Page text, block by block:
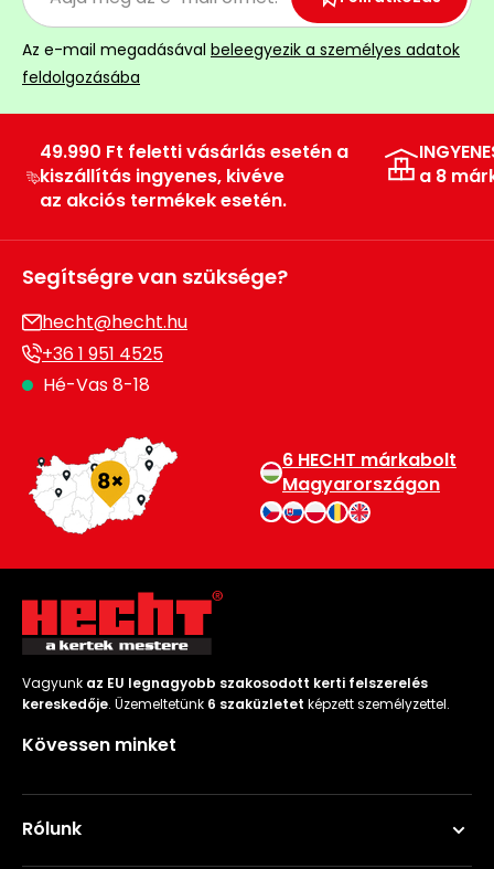
Az e-mail megadásával beleegyezik a személyes adatok
feldolgozásába
49.990 Ft feletti vásárlás esetén a
kiszállítás ingyenes, kivéve
az akciós termékek esetén.
a 8
Segítségre van szüksége?
hecht@hecht.hu
+36 1 951 4525
Hé-Vas 8-18
6 HECHT márkabolt
Magyarországon
Vagyunk az EU legnagyobb szakosodott kerti felszerelés
kereskedője. Üzemeltetünk 6 szaküzletet képzett személyzettel.
Kövessen minket
Rólunk